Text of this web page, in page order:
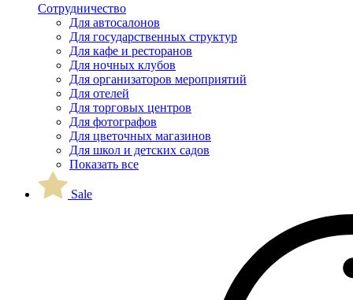
Сотрудничество
Для автосалонов
Для государственных структур
Для кафе и ресторанов
Для ночных клубов
Для организаторов мероприятий
Для отелей
Для торговых центров
Для фотографов
Для цветочных магазинов
Для школ и детских садов
Показать все
Sale